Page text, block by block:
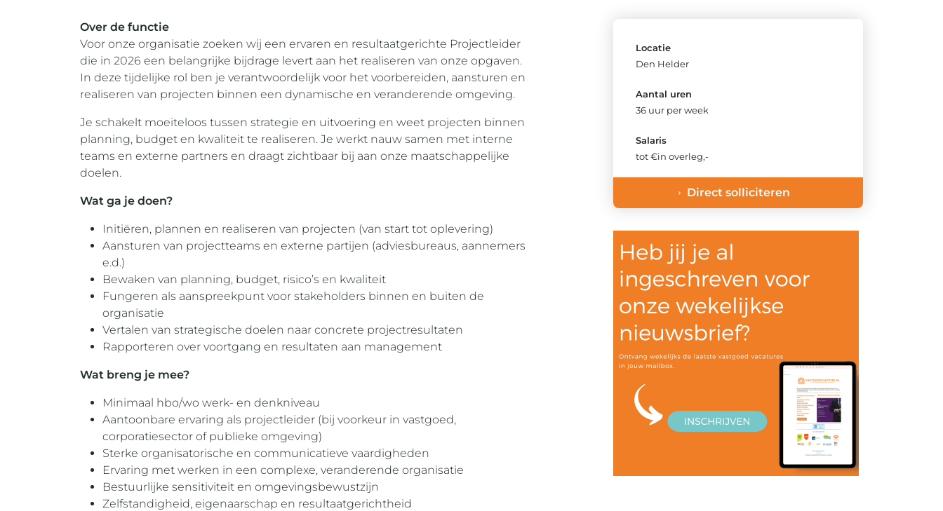
Over de functie
Voor onze organisatie zoeken wij een ervaren en resultaatgerichte Projectleider
die in 2026 een belangrijke bijdrage levert aan het realiseren van onze opgaven.
In deze tijdelijke rol ben je verantwoordelijk voor het voorbereiden, aansturen en
realiseren van projecten binnen een dynamische en veranderende omgeving.
Je schakelt moeiteloos tussen strategie en uitvoering en weet projecten binnen
planning, budget en kwaliteit te realiseren. Je werkt nauw samen met interne
teams en externe partners en draagt zichtbaar bij aan onze maatschappelijke
doelen.
Wat ga je doen?
Initiëren, plannen en realiseren van projecten (van start tot oplevering)
Aansturen van projectteams en externe partijen (adviesbureaus, aannemers
e.d.)
Bewaken van planning, budget, risico’s en kwaliteit
Fungeren als aanspreekpunt voor stakeholders binnen en buiten de
organisatie
Vertalen van strategische doelen naar concrete projectresultaten
Rapporteren over voortgang en resultaten aan management
Wat breng je mee?
Minimaal hbo/wo werk- en denkniveau
Aantoonbare ervaring als projectleider (bij voorkeur in vastgoed,
corporatiesector of publieke omgeving)
Sterke organisatorische en communicatieve vaardigheden
Ervaring met werken in een complexe, veranderende organisatie
Bestuurlijke sensitiviteit en omgevingsbewustzijn
Zelfstandigheid, eigenaarschap en resultaatgerichtheid
Locatie
Den Helder
Aantal uren
36 uur per week
Salaris
tot €in overleg,-
Direct solliciteren